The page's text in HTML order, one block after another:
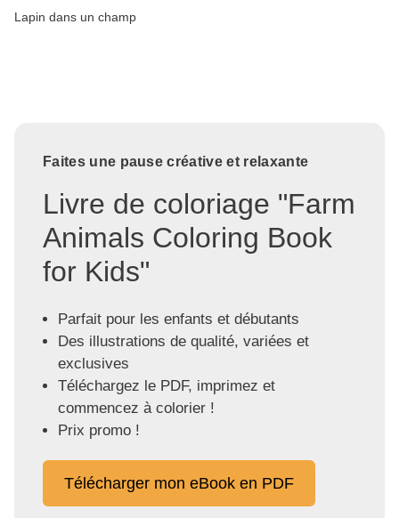
Lapin dans un champ
Faites une pause créative et relaxante
Livre de coloriage "Farm
Animals Coloring Book
for Kids"
Parfait pour les enfants et débutants
Des illustrations de qualité, variées et
exclusives
Téléchargez le PDF, imprimez et
commencez à colorier !
Prix promo !
Télécharger mon eBook en PDF